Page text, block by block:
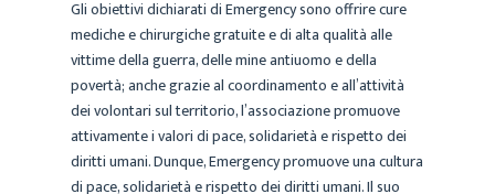
Gli obiettivi dichiarati di Emergency sono offrire cure
mediche e chirurgiche gratuite e di alta qualità alle
vittime della guerra, delle mine antiuomo e della
povertà; anche grazie al coordinamento e all’attività
dei volontari sul territorio, l’associazione promuove
attivamente i valori di pace, solidarietà e rispetto dei
diritti umani. Dunque, Emergency promuove una cultura
di pace, solidarietà e rispetto dei diritti umani. Il suo